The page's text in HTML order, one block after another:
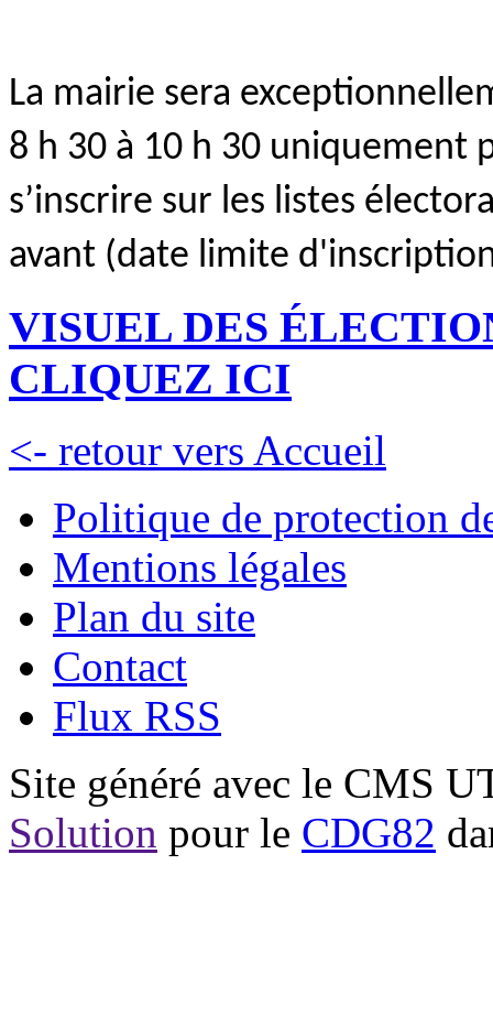
La mairie sera
8 h 30 à 10 h 30 uniquement
s’inscrire sur les listes
avant (date limite
VISUEL DES
CLIQUEZ ICI
<- retour vers Accueil
Politique de protection
Mentions légales
Plan du site
Contact
Flux RSS
Site généré avec le CMS
Solution pour le CDG82